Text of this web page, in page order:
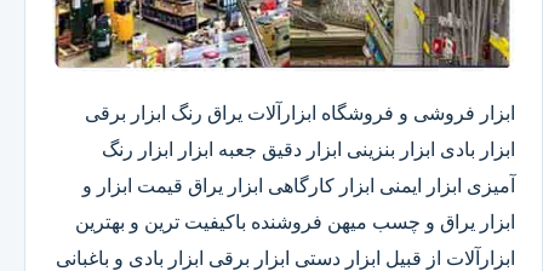
ابزار فروشی و فروشگاه ابزارآلات یراق رنگ ابزار برقی
ابزار بادی ابزار بنزینی ابزار دقیق​ جعبه ابزار ابزار رنگ
آمیزی ابزار ایمنی ابزار کارگاهی ابزار یراق قیمت ابزار و
ابزار یراق و چسب میهن فروشنده باکیفیت ترین و بهترین
ابزارآلات از قبیل ابزار دستی ابزار برقی ابزار بادی و باغبانی